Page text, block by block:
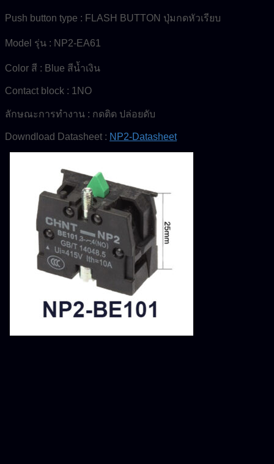
Push button type : FLASH BUTTON ปุ่มกดหัวเรียบ
Model รุ่น : NP2-EA61
Color สี : Blue สีน้ำเงิน
Contact block : 1NO
ลักษณะการทำงาน : กดติด ปล่อยดับ
Downdload Datasheet : NP2-Datasheet